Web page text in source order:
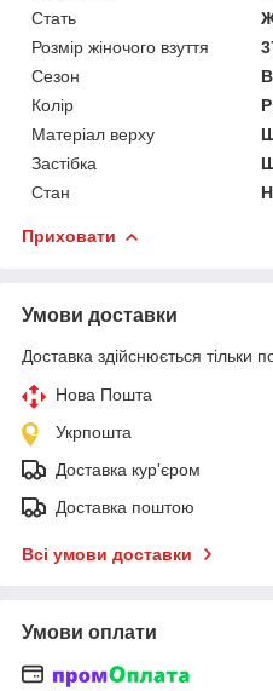
Стать
Розмір жіночого взуття
Сезон
Колір
Матеріал верху
Застібка
Стан
Приховати
Умови доставки
Доставка здійснюється тільки
Нова Пошта
Укрпошта
Доставка кур'єром
Доставка поштою
Всі умови доставки
Умови оплати